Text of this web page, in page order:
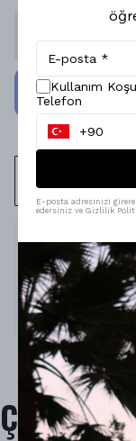
Ürün Açıklaması
Model Ölçüleri :
Modelin Beden : XS
Ürün İçeriği : -
Ürün Boyu :
Çok
Kullanım
Telefon
E-posta adresinizi
edersiniz ve Gizlilik